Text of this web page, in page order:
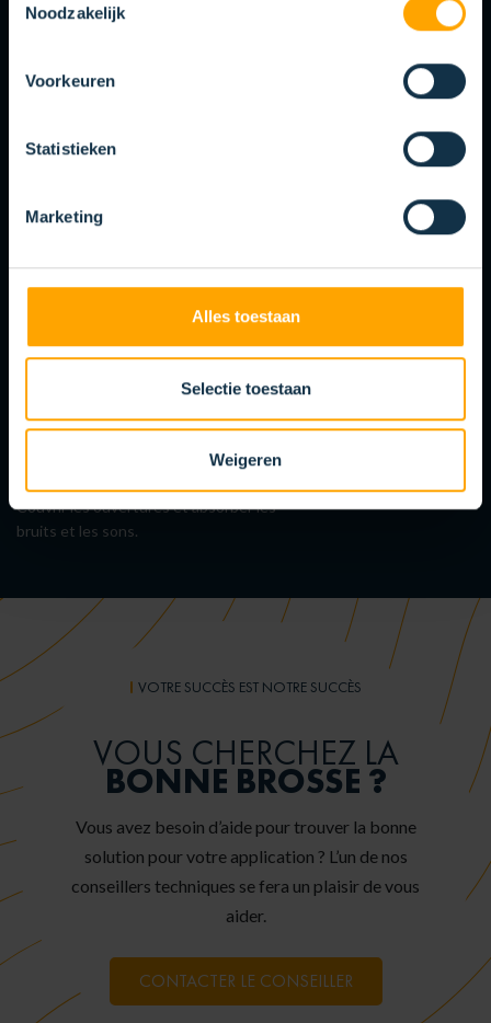
Noodzakelijk
Voorkeuren
Statistieken
Marketing
Alles toestaan
Selectie toestaan
Weigeren
espaces et des ouvertures.
chaleur ou le froid de s'échapper.
Prévention des parasites et des insectes
pénètrent par les interstices et les
ouvertures.
INSONORISATION
Couvrir les ouvertures et absorber les
bruits et les sons.
VOTRE SUCCÈS EST NOTRE SUCCÈS
VOUS CHERCHEZ LA
BONNE BROSSE ?
Vous avez besoin d’aide pour trouver la bonne
solution pour votre application ? L’un de nos
conseillers techniques se fera un plaisir de vous
aider.
CONTACTER LE CONSEILLER